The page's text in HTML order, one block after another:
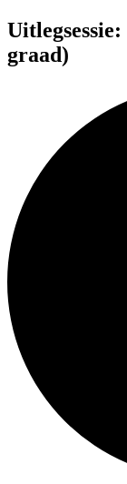
Uitlegsessie:
graad)